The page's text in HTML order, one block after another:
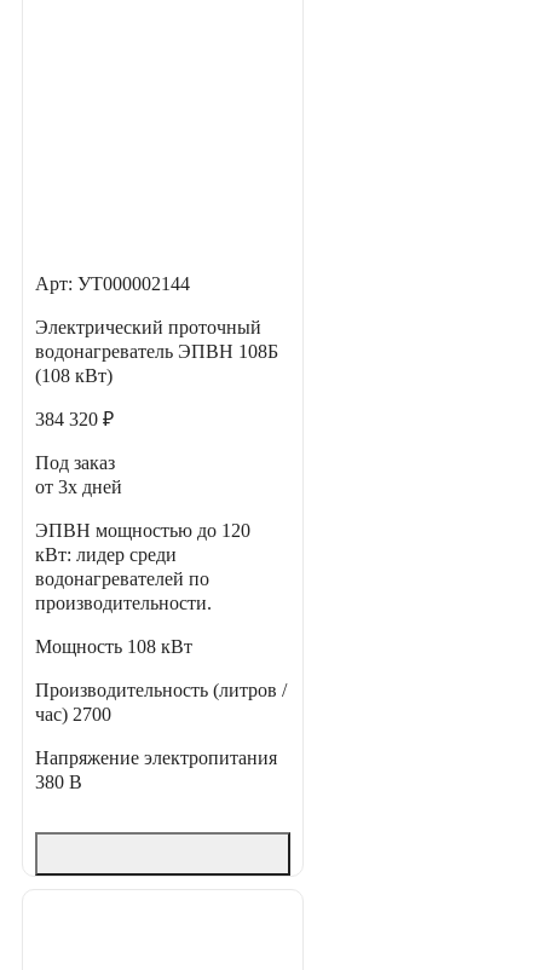
Арт: УТ000002144
Электрический проточный
водонагреватель ЭПВН 108Б
(108 кВт)
384 320 ₽
Под заказ
от 3х дней
ЭПВН мощностью до 120
кВт: лидер среди
водонагревателей по
производительности.
Мощность 108 кВт
Производительность (литров /
час) 2700
Напряжение электропитания
380 В